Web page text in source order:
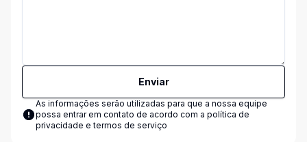
Enviar
As informações serão utilizadas para que a nossa equipe
possa entrar em contato de acordo com a política de
privacidade e termos de serviço